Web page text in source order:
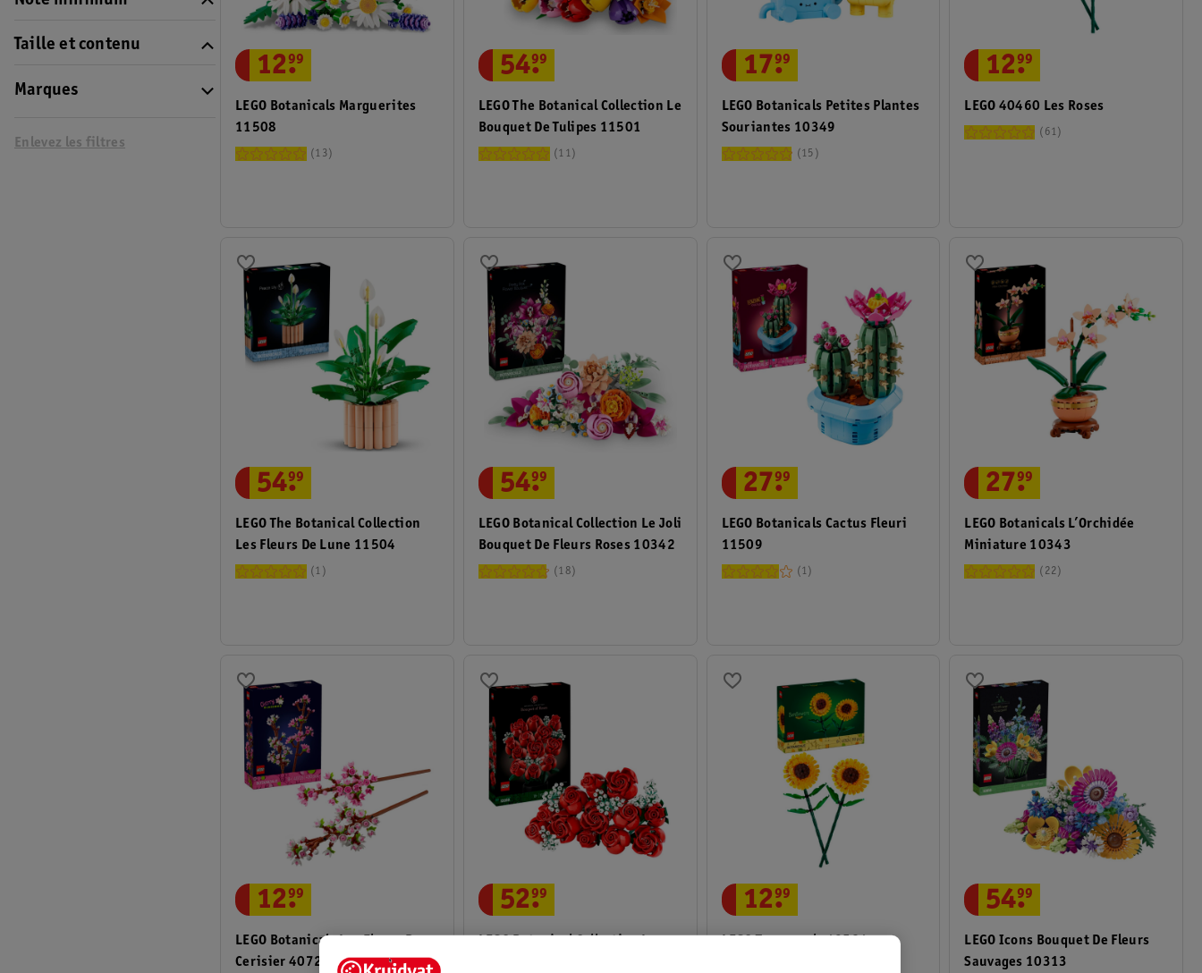
Taille et contenu
Marques
Enlevez les filtres
LEGO Botanicals Marguerites
11508
12.
99
13
LEGO The Botanical Collection Le
Bouquet De Tulipes 11501
54.
99
11
LEGO Botanicals Petites Plantes
Souriantes 10349
17.
99
15
LEGO 40460 Les Roses
12.
99
61
LEGO The Botanical Collection
Les Fleurs De Lune 11504
54.
99
1
LEGO Botanical Collection Le Joli
Bouquet De Fleurs Roses 10342
54.
99
18
LEGO Botanicals Cactus Fleuri
11509
27.
99
1
LEGO Botanicals L’Orchidée
Miniature 10343
27.
99
22
LEGO Botanicals Les Fleurs De
Cerisier 40725
12.
99 52.
99 12.
99
LEGO Icons Bouquet De Fleurs
Sauvages 10313
54.
99